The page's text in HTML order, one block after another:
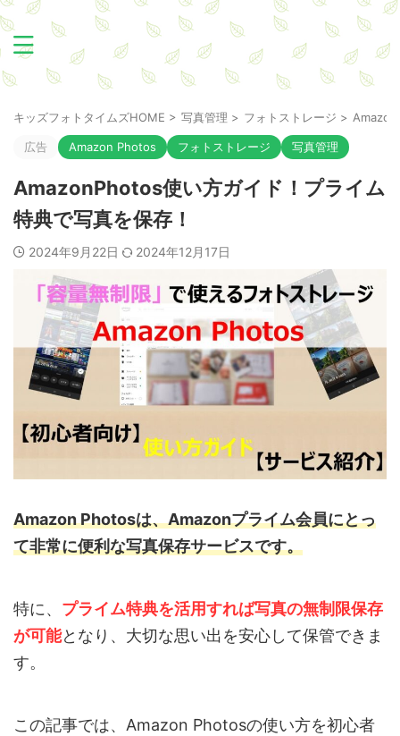
キッズフォトタイムズHOME > 写真管理 > フォトストレージ >
広告 Amazon Photos フォトストレージ 写真管理
AmazonPhotos使い方ガイド！プライム
特典で写真を保存！
2024年9月22日 2024年12月17日
Amazon Photosは、Amazonプライム会員にとっ
て非常に便利な写真保存サービスです。
特に、 プライム特典を活用すれば写真の無制限保存
が可能となり、大切な思い出を安心して保管できま
す。
この記事では、Amazon Photosの使い方を初心者